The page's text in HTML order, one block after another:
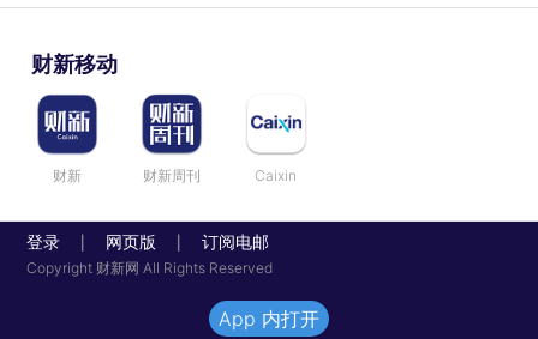
财新移动
财新 财新周刊 Caixin
登录 网页版 订阅电邮
Copyright 财新网 All Rights Reserved
App 内打开